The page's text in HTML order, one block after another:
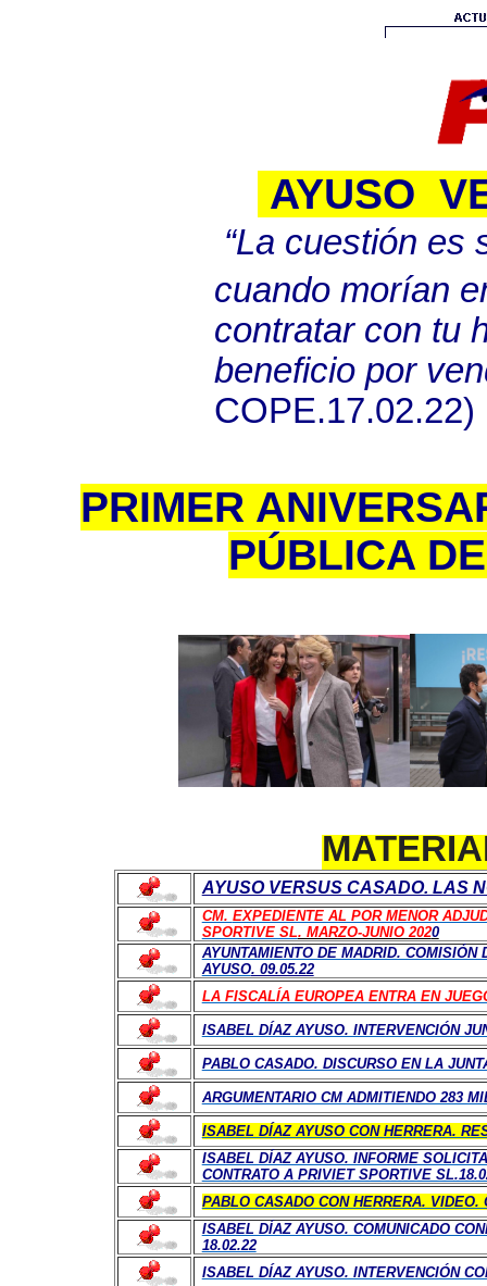
AYUSO
“La cuestión es
cuando morían
contratar con tu
beneficio por
COPE.17.02.22)
PRIMER
PÚBLICA
AYUSO VERSUS CASADO. LAS
CM. EXPEDIENTE AL POR MENOR
SPORTIVE SL. MARZO-JUNIO 2020
AYUNTAMIENTO DE MADRID.
AYUSO. 09.05.22
LA FISCALÍA EUROPEA ENTRA EN
ISABEL DÍAZ AYUSO. INTERVENCIÓN
PABLO CASADO. DISCURSO EN LA
ARGUMENTARIO CM ADMITIENDO 283
ISABEL DÍAZ AYUSO CON HERRERA.
ISABEL DÍAZ AYUSO. INFORME
CONTRATO A PRIVIET SPORTIVE
PABLO CASADO CON HERRERA. VIDEO.
ISABEL DÍAZ AYUSO. COMUNICADO
18.02.22
ISABEL DÍAZ AYUSO. INTERVENCIÓN